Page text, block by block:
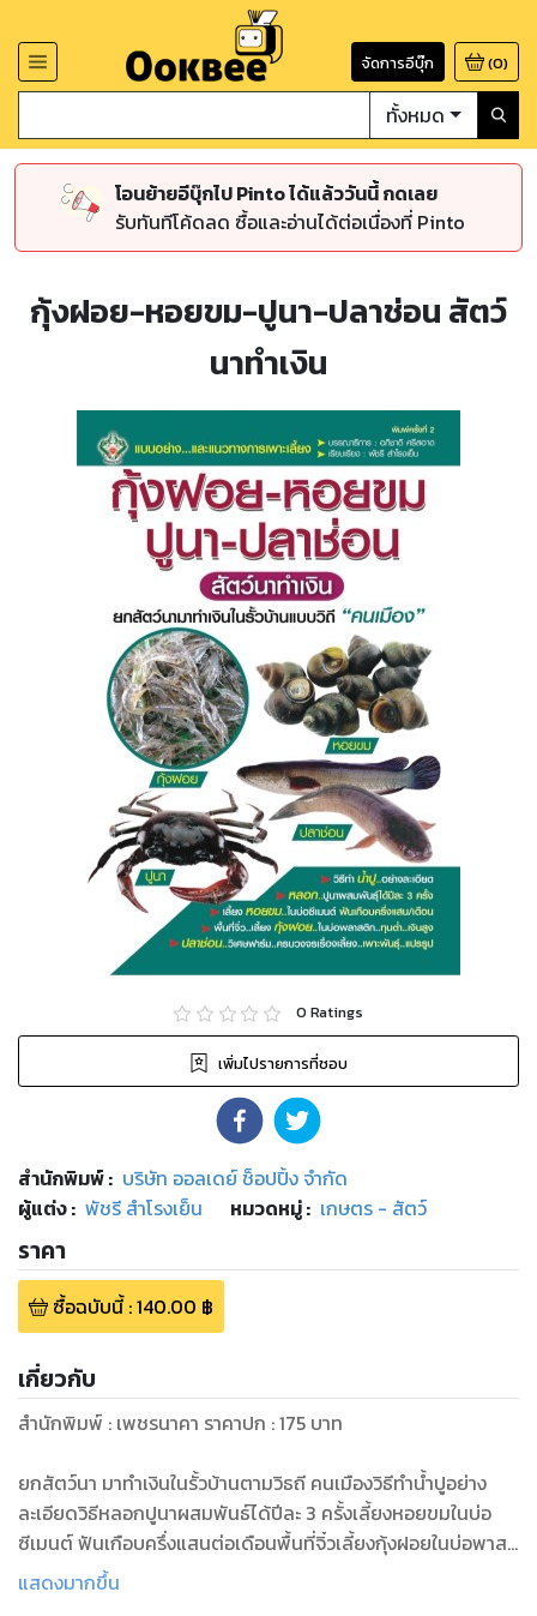
จัดการอีบุ๊ก (0)
ทั้งหมด
โอนย้ายอีบุ๊กไป Pinto ได้แล้ววันนี้ กดเลย
รับทันทีโค้ดลด ซื้อและอ่านได้ต่อเนื่องที่ Pinto
กุ้งฝอย-หอยขม-ปูนา-ปลาช่อน สัตว์
นาทำเงิน
0 Ratings
เพิ่มไปรายการที่ชอบ
สำนักพิมพ์: บริษัท ออลเดย์ ช็อปปิ้ง จำกัด
ผู้แต่ง : พัชรี สำโรงเย็น หมวดหมู่: เกษตร - สัตว์
ราคา
ซื้อฉบับนี้:140.00 ฿
เกี่ยวกับ
สำนักพิมพ์ : เพชรนาคา ราคาปก : 175 บาท
ยกสัตว์นา มาทำเงินในรั้วบ้านตามวิธถี คนเมืองวิธีทำน้ำปูอย่าง
ละเอียดวิธีหลอกปูนาผสมพันธ์ได้ปีละ 3 ครั้งเลี้ยงหอยขมในบ่อ
ซีเมนต์ ฟันเกือบครึ่งแสนต่อเดือนพื้นที่จิ๋วเลี้ยงกุ้งฝอยในบ่อพาส
ติก ทุนต่ำ รายได้สูงปลาช่อน วิเศษฟาร์ม ครบวงจรเรื่องเลี้ยง เพาะ
แสดงมากขึ้น